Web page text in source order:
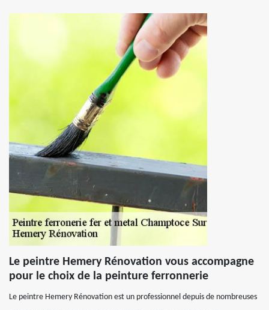
Le peintre Hemery Rénovation vous accompagne
pour le choix de la peinture ferronnerie
Le peintre Hemery Rénovation est un professionnel depuis de nombreuses